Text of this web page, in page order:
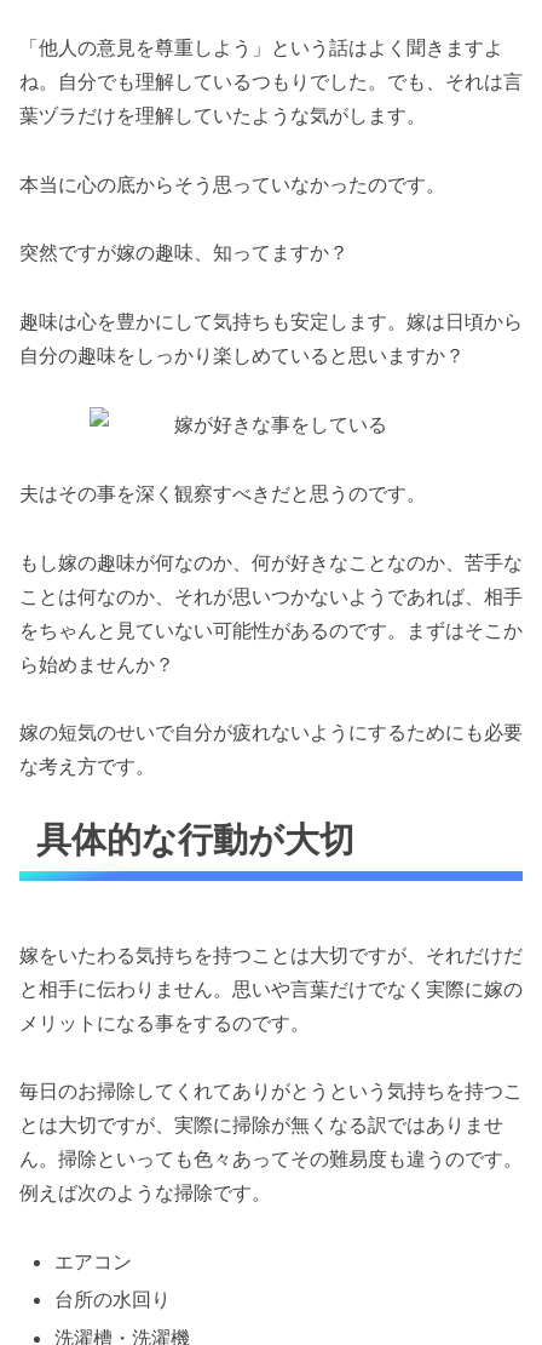
「他人の意見を尊重しよう」という話はよく聞きますよ
ね。自分でも理解しているつもりでした。でも、それは言
葉ヅラだけを理解していたような気がします。
本当に心の底からそう思っていなかったのです。
突然ですが嫁の趣味、知ってますか？
趣味は心を豊かにして気持ちも安定します。嫁は日頃から
自分の趣味をしっかり楽しめていると思いますか？
夫はその事を深く観察すべきだと思うのです。
もし嫁の趣味が何なのか、何が好きなことなのか、苦手な
ことは何なのか、それが思いつかないようであれば、相手
をちゃんと見ていない可能性があるのです。まずはそこか
ら始めませんか？
嫁の短気のせいで自分が疲れないようにするためにも必要
な考え方です。
具体的な行動が大切
嫁をいたわる気持ちを持つことは大切ですが、それだけだ
と相手に伝わりません。思いや言葉だけでなく実際に嫁の
メリットになる事をするのです。
毎日のお掃除してくれてありがとうという気持ちを持つこ
とは大切ですが、実際に掃除が無くなる訳ではありませ
ん。掃除といっても色々あってその難易度も違うのです。
例えば次のような掃除です。
エアコン
台所の水回り
洗濯槽・洗濯機